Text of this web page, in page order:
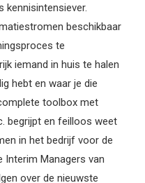
kennisintensiever.
beschikbaar
te
iemand in huis te halen
hebt en waar je die
toolbox met
begrijpt en feilloos weet
in het bedrijf voor de
Interim Managers van
over de nieuwste